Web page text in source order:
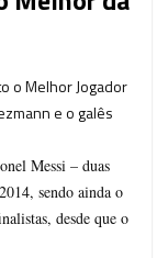
o Melhor Jogador
e o galês
Messi – duas
sendo ainda o
desde que o